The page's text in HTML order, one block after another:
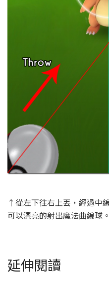
↑從左下往右上丟，經過中
可以漂亮的射出魔法曲線球。
延伸閱讀